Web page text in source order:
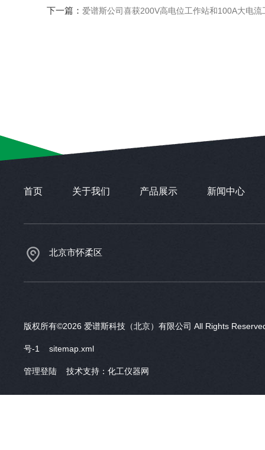
下一篇： 爱谱斯公司喜获200V高电位工作站和100A大电流
首页 关于我们 产品展示 新闻中心
北京市怀柔区
版权所有©2026 爱谱斯科技（北京）有限公司 All Rights
号-1 sitemap.xml
管理登陆 技术支持： 化工仪器网